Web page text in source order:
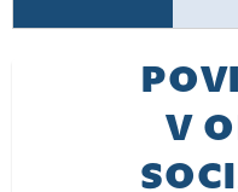
KARIÉRA
V